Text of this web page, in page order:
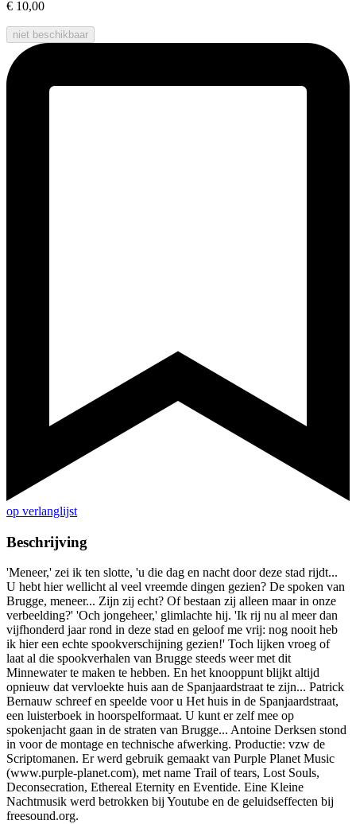
€ 10,00
niet beschikbaar
op verlanglijst
Beschrijving
'Meneer,' zei ik ten slotte, 'u die dag en nacht door deze stad rijdt...
U hebt hier wellicht al veel vreemde dingen gezien? De spoken van
Brugge, meneer... Zijn zij echt? Of bestaan zij alleen maar in onze
verbeelding?' 'Och jongeheer,' glimlachte hij. 'Ik rij nu al meer dan
vijfhonderd jaar rond in deze stad en geloof me vrij: nog nooit heb
ik hier een echte spookverschijning gezien!' Toch lijken vroeg of
laat al die spookverhalen van Brugge steeds weer met dit
Minnewater te maken te hebben. En het knooppunt blijkt altijd
opnieuw dat vervloekte huis aan de Spanjaardstraat te zijn... Patrick
Bernauw schreef en speelde voor u Het huis in de Spanjaardstraat,
een luisterboek in hoorspelformaat. U kunt er zelf mee op
spokenjacht gaan in de straten van Brugge... Antoine Derksen stond
in voor de montage en technische afwerking. Productie: vzw de
Scriptomanen. Er werd gebruik gemaakt van Purple Planet Music
(www.purple-planet.com), met name Trail of tears, Lost Souls,
Deconsecration, Ethereal Eternity en Eventide. Eine Kleine
Nachtmusik werd betrokken bij Youtube en de geluidseffecten bij
freesound.org.